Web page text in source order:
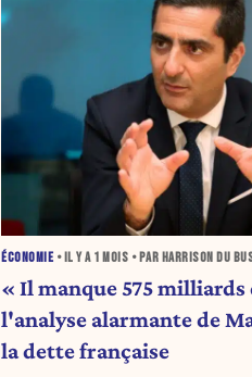
ÉCONOMIE • IL Y A 1 MOIS • PAR HARRISON DU
« Il manque 575 milliards
l'analyse alarmante de
la dette française